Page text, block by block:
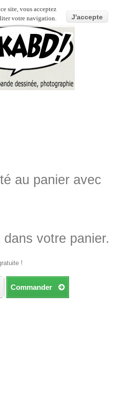
au panier avec
votre panier.
!
Commander
site, vous acceptez
votre navigation.
J'accepte